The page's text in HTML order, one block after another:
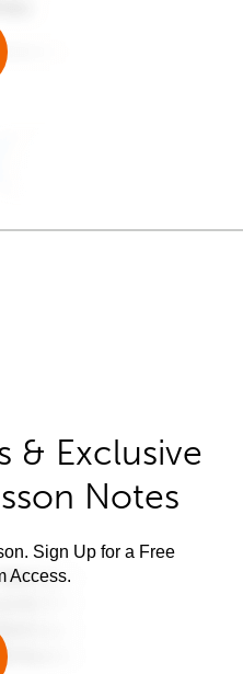
& Exclusive
Notes
Sign Up for a Free
Access.